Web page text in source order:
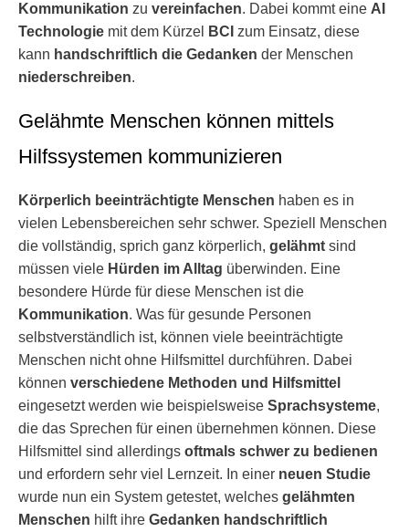
Kommunikation zu vereinfachen. Dabei kommt eine AI
Technologie mit dem Kürzel BCI zum Einsatz, diese
kann handschriftlich die Gedanken der Menschen
niederschreiben.
Gelähmte Menschen können mittels
Hilfssystemen kommunizieren
Körperlich beeinträchtigte Menschen haben es in
vielen Lebensbereichen sehr schwer. Speziell Menschen
die vollständig, sprich ganz körperlich, gelähmt sind
müssen viele Hürden im Alltag überwinden. Eine
besondere Hürde für diese Menschen ist die
Kommunikation. Was für gesunde Personen
selbstverständlich ist, können viele beeinträchtigte
Menschen nicht ohne Hilfsmittel durchführen. Dabei
können verschiedene Methoden und Hilfsmittel
eingesetzt werden wie beispielsweise Sprachsysteme,
die das Sprechen für einen übernehmen können. Diese
Hilfsmittel sind allerdings oftmals schwer zu bedienen
und erfordern sehr viel Lernzeit. In einer neuen Studie
wurde nun ein System getestet, welches gelähmten
Menschen hilft ihre Gedanken handschriftlich